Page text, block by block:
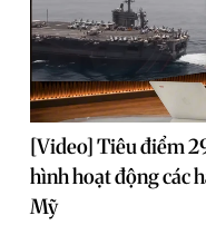
[Video] Tiêu điểm
hình hoạt động các
Mỹ